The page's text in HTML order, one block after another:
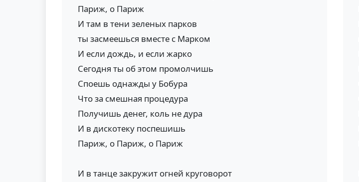
Париж, о Париж
И там в тени зеленых парков
ты засмеешься вместе с Марком
И если дождь, и если жарко
Сегодня ты об этом промолчишь
Споешь однажды у Бобура
Что за смешная процедура
Получишь денег, коль не дура
И в дискотеку поспешишь
Париж, о Париж, о Париж
И в танце закружит огней круговорот